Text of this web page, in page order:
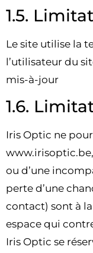
1.5.
Le site utilise la
l’utilisateur du
mis-à-jour
1.6.
Iris Optic ne
ou d’une
perte d’une
contact) sont à
espace qui
Iris Optic se